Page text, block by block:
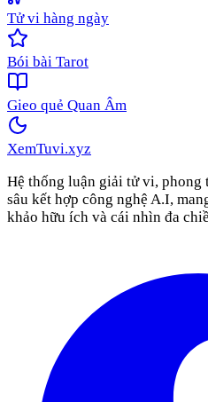
Tử vi hàng ngày
Bói bài Tarot
Gieo quẻ Quan Âm
XemTuvi.xyz
Hệ thống luận giải tử vi, phong
sâu kết hợp công nghệ A.I,
khảo hữu ích và cái nhìn đa